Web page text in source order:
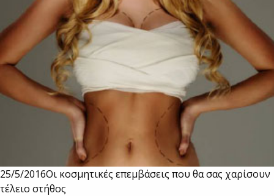
25/5/2016Οι κοσμητικές επεμβάσεις που θα σας χαρίσουν
τέλειο στήθος